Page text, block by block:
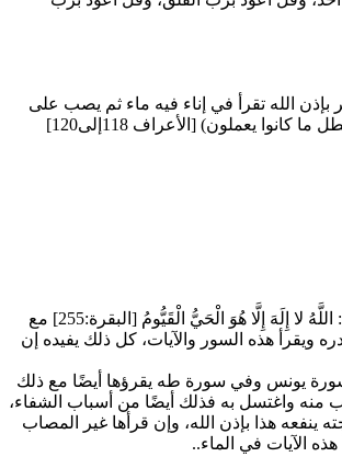
الله تقرأ في إناء فيه ماء ثم يصب على
رأس المسحور والآيات هي قوله تعالى: (فلما ألقوا قال موسى ما جئتم به السحر إن الله سيبطله إن الله لا يصلح عمل المفسدين) [يونس81 ] وقوله: (فوقع الحق وبطل ما كانوا يعملون) [الأعراف 118إلى120]
قراءة الآيات قد ينفع الله بها من الشخص نفسه ومن غيره من أهل الإيمان والتقوى، فإذا ظن الإنسان أن به سحرًا، أو علم أن به سحرًا، وقرأ على نفسه آية الكرسي: اللَّهُ لا إِلَهَ إِلَّا هُوَ الْحَيُّ الْقَيُّومُ [البقرة:255] مع
وقُلْ هُوَ اللَّهُ أَحَدٌ [الإخلاص:1]، وقُلْ أَعُوذُ بِرَبِّ الْفَلَقِ [الفلق:1]، وقُلْ أَعُوذُ بِرَبِّ النَّاسِ [الناس:1]، ينفث على صدره ويقرأ هذه السور والآيات، كل ذلك يفيده إن
وفي سورة يونس وفي سورة طه يقرؤها أيضًا مع ذلك
منه واغتسل به فذلك أيضًا من أسباب الشفاء،
هذا بإذن الله، وإن قرأها غير المصاب
الآيات في الماء..